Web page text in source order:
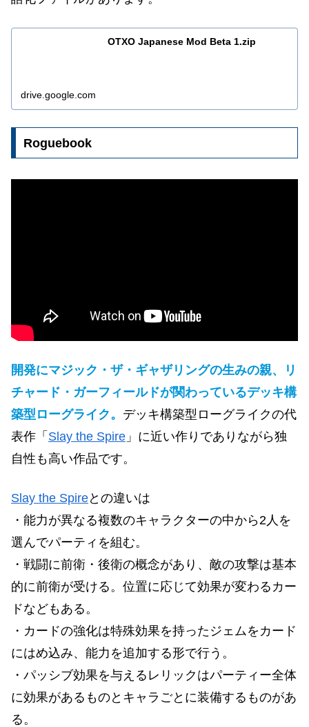
OTXO Japanese Mod Beta 1.zip
drive.google.com
Roguebook
開発にマジック・ザ・ギャザリングの生みの親、リ
チャード・ガーフィールドが関わっているデッキ構
築型ローグライク。 デッキ構築型ローグライクの代
表作「 Slay the Spire 」に近い作りでありながら独
自性も高い作品です。
Slay the Spireとの違いは
・能力が異なる複数のキャラクターの中から2人を
選んでパーティを組む。
・戦闘に前衛・後衛の概念があり、敵の攻撃は基本
的に前衛が受ける。位置に応じて効果が変わるカー
ドなどもある。
・カードの強化は特殊効果を持ったジェムをカード
にはめ込み、能力を追加する形で行う。
・パッシブ効果を与えるレリックはパーティー全体
に効果があるものとキャラごとに装備するものがあ
る。